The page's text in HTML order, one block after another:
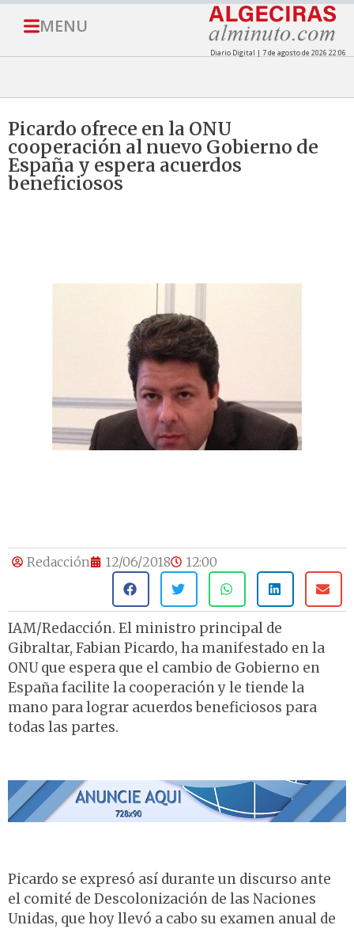
MENU
Diario Digital | 7 de agosto de 2026 22:06
Picardo ofrece en la ONU
cooperación al nuevo Gobierno de
España y espera acuerdos
beneficiosos
Redacción 12/06/2018 12:00
IAM/Redacción. El ministro principal de
Gibraltar, Fabian Picardo, ha manifestado en la
ONU que espera que el cambio de Gobierno en
España facilite la cooperación y le tiende la
mano para lograr acuerdos beneficiosos para
todas las partes.
Picardo se expresó así durante un discurso ante
el comité de Descolonización de las Naciones
Unidas, que hoy llevó a cabo su examen anual de